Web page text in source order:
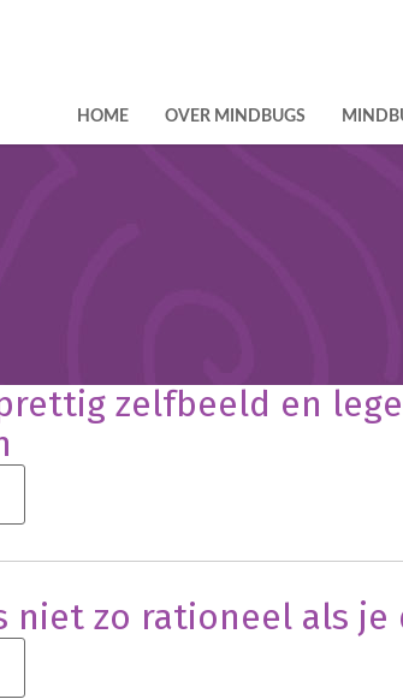
HOME OVER MINDBUGS
zelfbeeld en
niet zo rationeel als